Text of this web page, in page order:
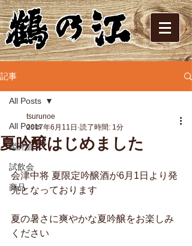
記事
All Posts
鑑評会
試飲会
商品
All Posts
夏吟醸はじめました
tsurunoe
2017年6月11日 読了時間: 1分
会津中将 夏限定吟醸酒が6月1日より発
売となっております
夏の暑さに爽やかな夏吟醸をお楽しみ
ください